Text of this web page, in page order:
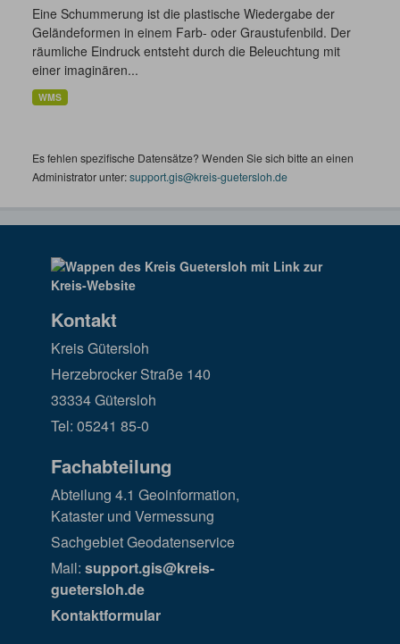
Eine Schummerung ist die plastische Wiedergabe der
Geländeformen in einem Farb- oder Graustufenbild. Der
räumliche Eindruck entsteht durch die Beleuchtung mit
einer imaginären...
WMS
Es fehlen spezifische Datensätze? Wenden Sie sich bitte an einen
Administrator unter:support.gis@kreis-guetersloh.de
Kontakt
Kreis Gütersloh
Herzebrocker Straße 140
33334 Gütersloh
Tel: 05241 85-0
Fachabteilung
Abteilung 4.1 Geoinformation,
Kataster und Vermessung
Sachgebiet Geodatenservice
Mail: support.gis@kreis-
guetersloh.de
Kontaktformular